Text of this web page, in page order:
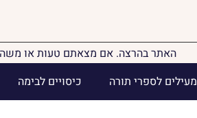
האתר בהרצה. אם מצאתם טעות או
כיסויים לבימה מעילים לספרי תורה